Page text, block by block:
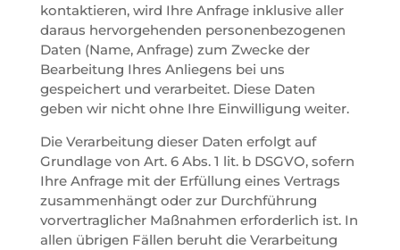
kontaktieren, wird Ihre Anfrage inklusive aller
daraus hervorgehenden personenbezogenen
Daten (Name, Anfrage) zum Zwecke der
Bearbeitung Ihres Anliegens bei uns
gespeichert und verarbeitet. Diese Daten
geben wir nicht ohne Ihre Einwilligung weiter.
Die Verarbeitung dieser Daten erfolgt auf
Grundlage von Art. 6 Abs. 1 lit. b DSGVO, sofern
Ihre Anfrage mit der Erfüllung eines Vertrags
zusammenhängt oder zur Durchführung
vorvertraglicher Maßnahmen erforderlich ist. In
allen übrigen Fällen beruht die Verarbeitung